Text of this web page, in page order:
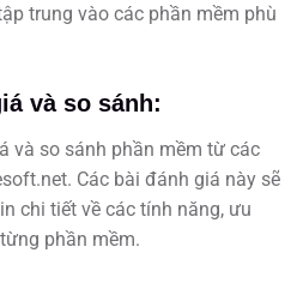
trung vào các phần mềm phù
và so sánh:
và so sánh phần mềm từ các
Các bài đánh giá này sẽ
chi tiết về các tính năng, ưu
phần mềm.